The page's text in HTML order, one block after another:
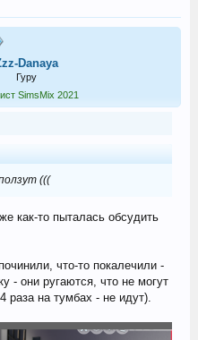
Danaya
Гуру
SimsMix 2021
(((
как-то пыталась обсудить
что-то покалечили -
- они ругаются, что не могут
раза на тумбах - не идут).